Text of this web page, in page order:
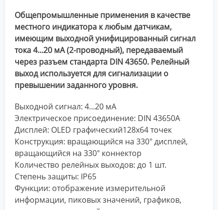
Общепромышленные применения в качестве
местного индикатора к любым датчикам,
имеющим выходной унифицированный сигнал
тока 4...20 мА (2-проводный), передаваемый
через разъем стандарта DIN 43650. Релейный
выход используется для сигнализации о
превышении заданного уровня.
Выходной сигнал: 4...20 мА
Электрическое присоединение: DIN 43650А
Дисплей: OLED графический128х64 точек
Конструкция: вращающийся на 330° дисплей,
вращающийся на 330° коннектор
Количество релейных выходов: до 1 шт.
Степень защиты: IP65
Функции: отображение измерительной
информации, пиковых значений, графиков,